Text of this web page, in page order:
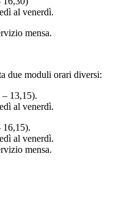
al venerdì.
mensa.
due moduli orari diversi:
13,15).
al venerdì.
16,15).
al venerdì.
mensa.